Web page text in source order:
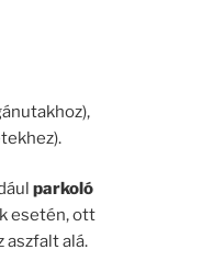
parkoló
esetén, ott
aszfalt alá.